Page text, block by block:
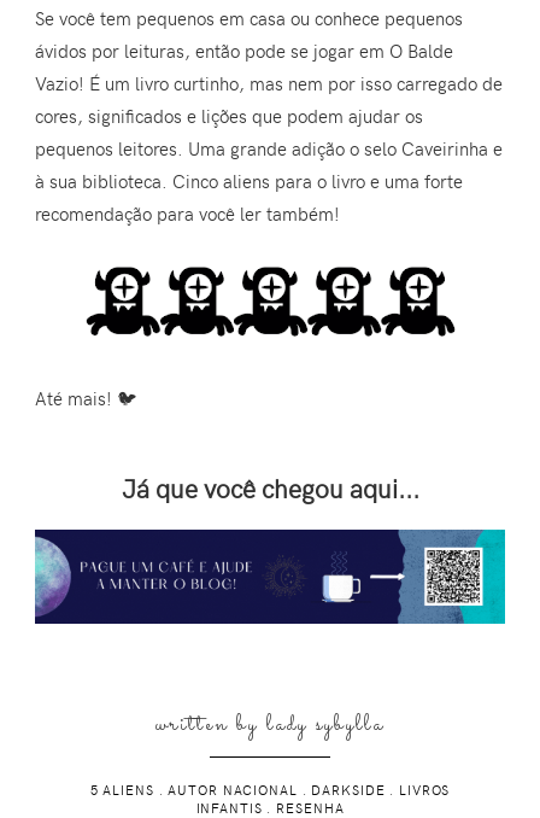
Se você tem pequenos em casa ou conhece pequenos
ávidos por leituras, então pode se jogar em O Balde
Vazio! É um livro curtinho, mas nem por isso carregado de
cores, significados e lições que podem ajudar os
pequenos leitores. Uma grande adição o selo Caveirinha e
à sua biblioteca. Cinco aliens para o livro e uma forte
recomendação para você ler também!
Até mais! 🐦
Já que você chegou aqui...
written bylady sybylla
5 ALIENS .AUTOR NACIONAL DARKSIDE
LIVROS
INFANTIS
RESENHA